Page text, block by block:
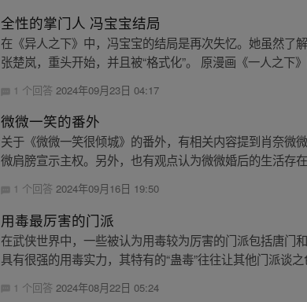
全性的掌门人 冯宝宝结局
在《异人之下》中，冯宝宝的结局是再次失忆。她虽然了
张楚岚，重头开始，并且被“格式化”。 原漫画《一人之下
1 个回答2024年09月23日 04:17
微微一笑的番外
关于《微微一笑很倾城》的番外，有相关内容提到肖奈微
微肩膀宣示主权。另外，也有观点认为微微婚后的生活存
1 个回答2024年09月16日 19:50
用毒最厉害的门派
在武侠世界中，一些被认为用毒较为厉害的门派包括唐门
具有很强的用毒实力，其特有的“蛊毒”往往让其他门派谈
1 个回答 2024年08月22日 05:24